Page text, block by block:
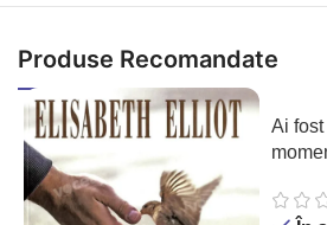
Produse Recomandate
Ai